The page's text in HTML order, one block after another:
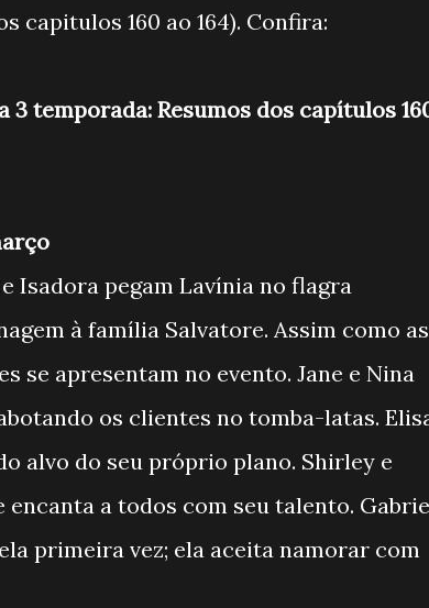
capitulos 160 ao 164). Confira:
3 temporada: Resumos dos capítulos
Isadora pegam Lavínia no flagra
à família Salvatore. Assim como as
se apresentam no evento. Jane e Nina
os clientes no tomba-latas.
alvo do seu próprio plano. Shirley e
encanta a todos com seu talento.
primeira vez; ela aceita namorar com